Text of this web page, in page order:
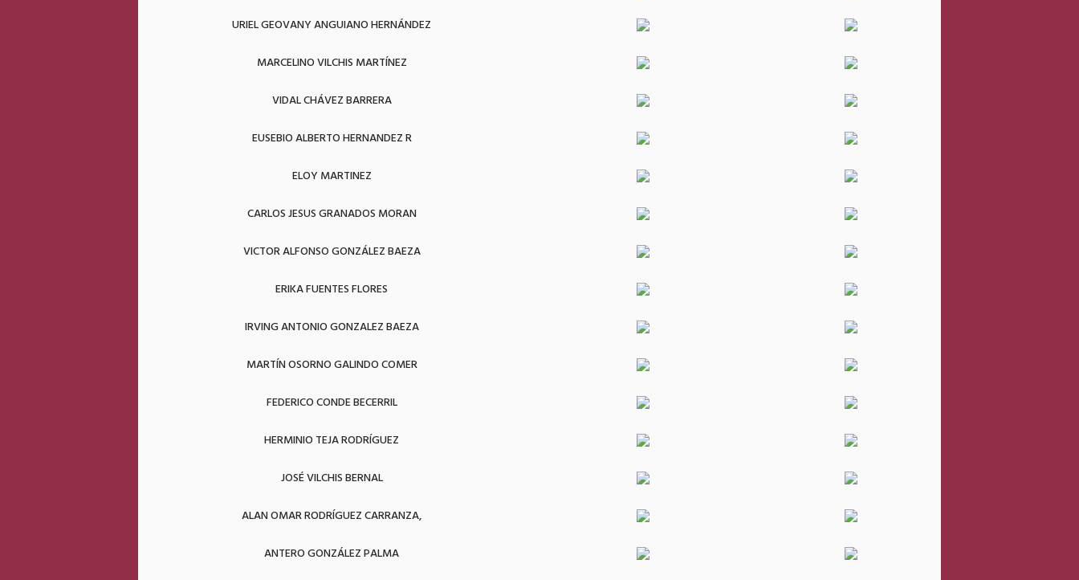
URIEL GEOVANY ANGUIANO HERNÁNDEZ
MARCELINO VILCHIS MARTÍNEZ
VIDAL CHÁVEZ BARRERA
EUSEBIO ALBERTO HERNANDEZ R
ELOY MARTINEZ
CARLOS JESUS GRANADOS MORAN
VICTOR ALFONSO GONZÁLEZ BAEZA
ERIKA FUENTES FLORES
IRVING ANTONIO GONZALEZ BAEZA
MARTÍN OSORNO GALINDO COMER
FEDERICO CONDE BECERRIL
HERMINIO TEJA RODRÍGUEZ
JOSÉ VILCHIS BERNAL
ALAN OMAR RODRÍGUEZ CARRANZA,
ANTERO GONZÁLEZ PALMA